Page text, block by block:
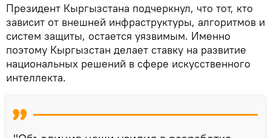
Президент Кыргызстана подчеркнул, что тот, кто
зависит от внешней инфраструктуры, алгоритмов и
систем защиты, остается уязвимым. Именно
поэтому Кыргызстан делает ставку на развитие
национальных решений в сфере искусственного
интеллекта.